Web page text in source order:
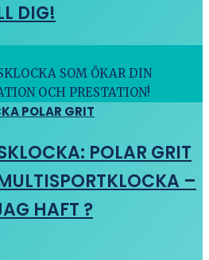
DIG!
SOM ÖKAR DIN
OCH PRESTATION!
POLAR GRIT
–
HAFT ?